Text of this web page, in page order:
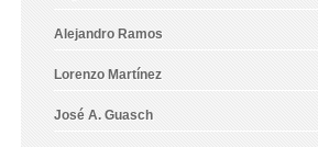
Alejandro Ramos
Lorenzo Martínez
José A. Guasch